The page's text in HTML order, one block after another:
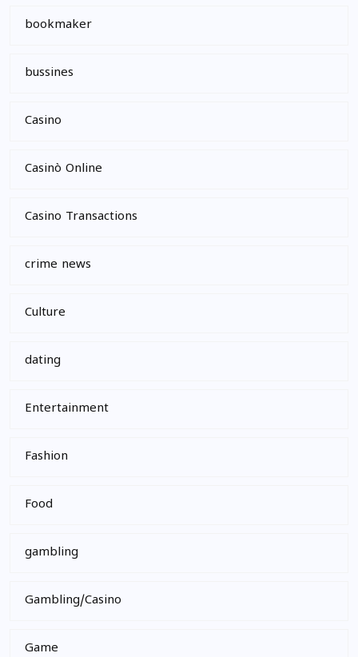
bookmaker
bussines
Casino
Casinò Online
Casino Transactions
crime news
Culture
dating
Entertainment
Fashion
Food
gambling
Gambling/Casino
Game